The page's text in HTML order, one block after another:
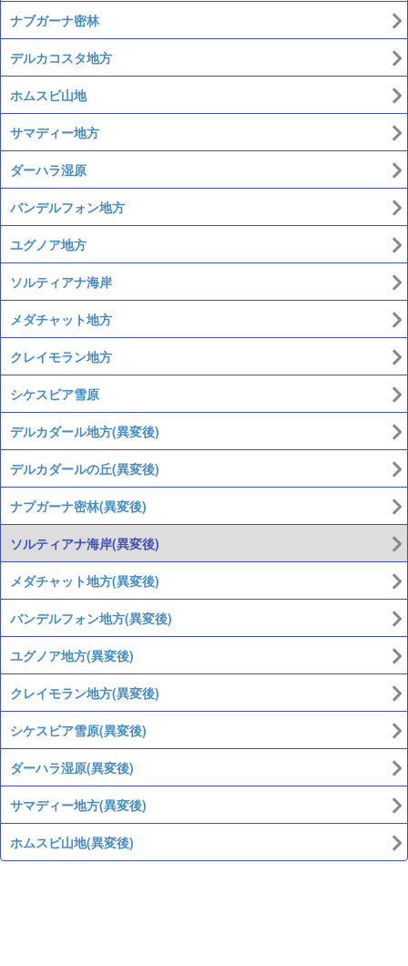
ナブガーナ密林
デルカコスタ地方
ホムスビ山地
サマディー地方
ダーハラ湿原
バンデルフォン地方
ユグノア地方
ソルティアナ海岸
メダチャット地方
クレイモラン地方
シケスビア雪原
デルカダール地方(異変後)
デルカダールの丘(異変後)
ナプガーナ密林(異変後)
ソルティアナ海岸(異変後)
メダチャット地方(異変後)
バンデルフォン地方(異変後)
ユグノア地方(異変後)
クレイモラン地方(異変後)
シケスビア雪原(異変後)
ダーハラ湿原(異変後)
サマディー地方(異変後)
ホムスビ山地(異変後)